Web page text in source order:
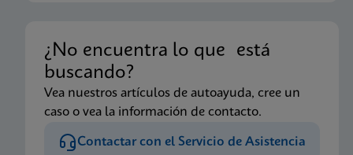
¿No encuentra lo que está
buscando?
Vea nuestros artículos de autoayuda, cree un
caso o vea la información de contacto.
Contactar con el Servicio de Asistencia